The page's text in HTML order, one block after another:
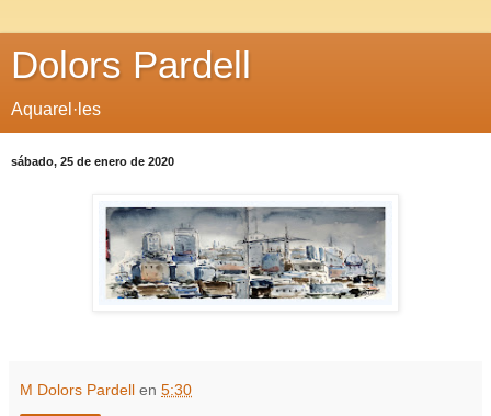
Dolors Pardell
Aquarel·les
sábado, 25 de enero de 2020
M Dolors Pardell en 5:30